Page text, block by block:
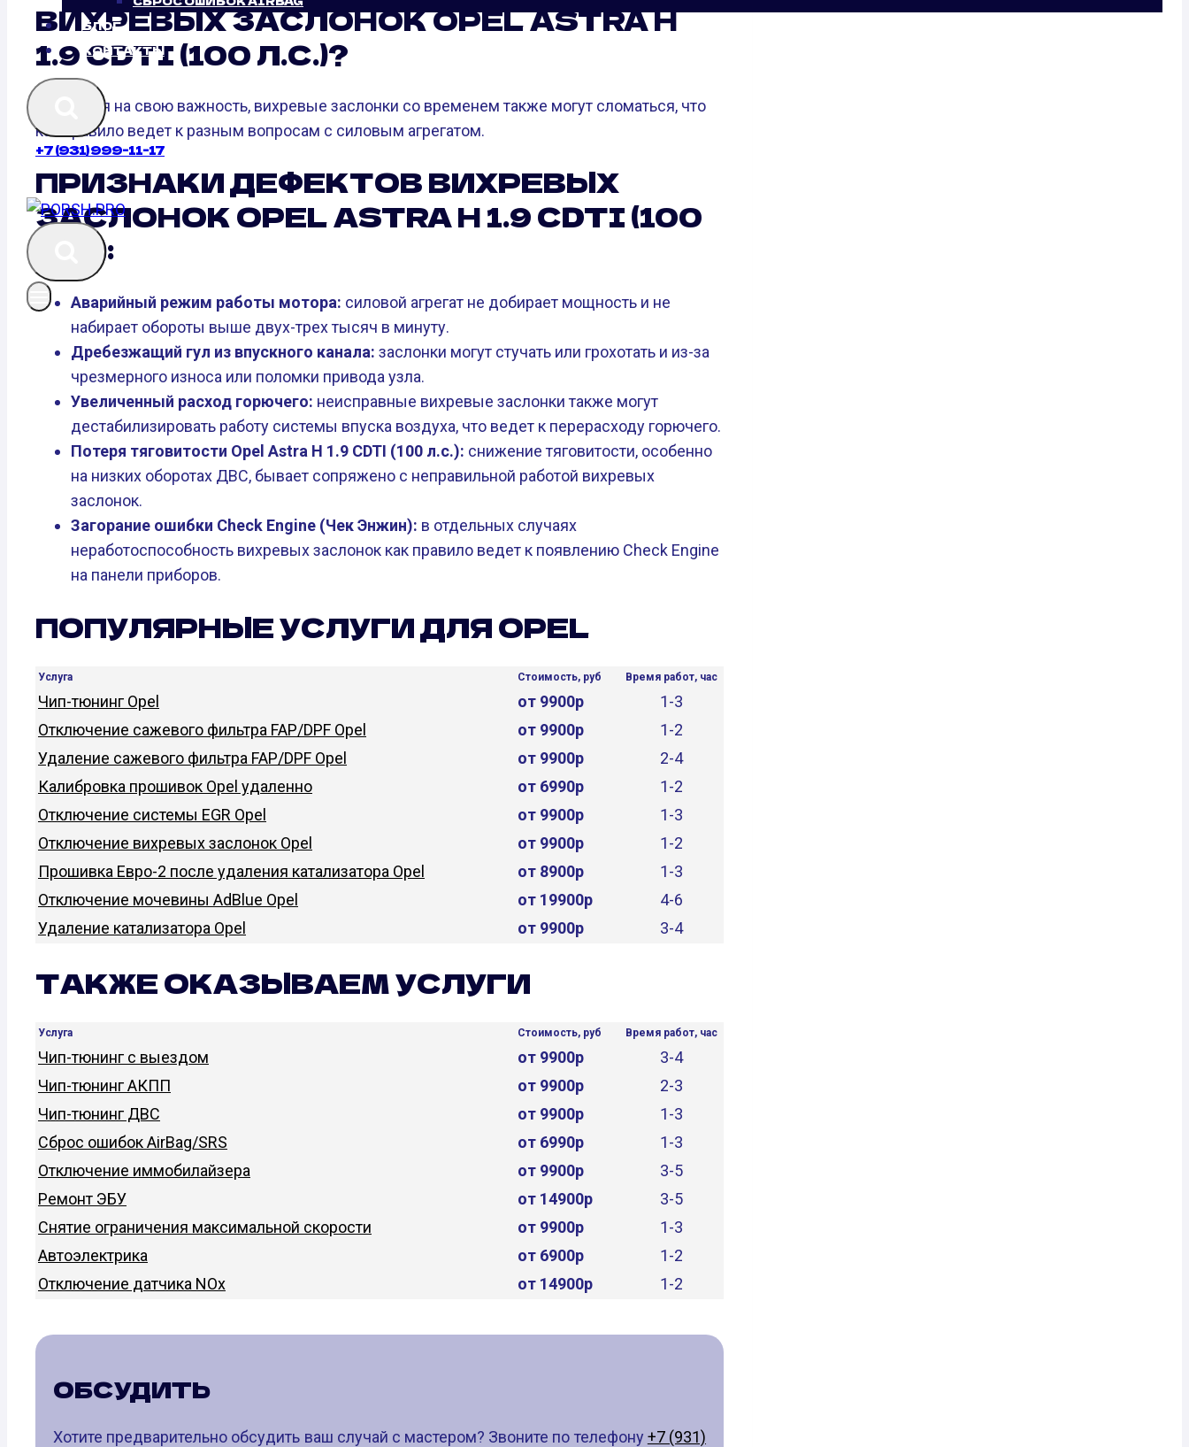
БЛОГ
КОНТАКТЫ
+7 (931) 999-11-17
ВИХРЕВЫХ ЗАСЛОНОК OPEL ASTRA H
1.9 CDTI (100 Л.С.)?
Не взирая на свою важность, вихревые заслонки со временем также могут сломаться, что
как правило ведет к разным вопросам с силовым агрегатом.
ПРИЗНАКИ ДЕФЕКТОВ ВИХРЕВЫХ
ЗАСЛОНОК OPEL ASTRA H 1.9 CDTI (100
Л.С.):
Аварийный режим работы мотора: силовой агрегат не добирает мощность и не
набирает обороты выше двух-трех тысяч в минуту.
Дребезжащий гул из впускного канала: заслонки могут стучать или грохотать и из-за
чрезмерного износа или поломки привода узла.
Увеличенный расход горючего: неисправные вихревые заслонки также могут
дестабилизировать работу системы впуска воздуха, что ведет к перерасходу горючего.
Потеря тяговитости Opel Astra H 1.9 CDTI (100 л.с.): снижение тяговитости, особенно
на низких оборотах ДВС, бывает сопряжено с неправильной работой вихревых
заслонок.
Загорание ошибки Check Engine (Чек Энжин): в отдельных случаях
неработоспособность вихревых заслонок как правило ведет к появлению Check Engine
на панели приборов.
ПОПУЛЯРНЫЕ УСЛУГИ ДЛЯ OPEL
Услуга Стоимость, руб Время работ, час
Чип-тюнинг Opel от 9900р
1-3
Отключение сажевого фильтра FAP/DPF Opel
от 9900р
1-2
Удаление сажевого фильтра FAP/DPF Opel
от 9900р
2-4
Калибровка прошивок Opel удаленно
от 6990р
1-2
Отключение системы EGR Opel
от 9900р
1-3
Отключение вихревых заслонок Opel
от 9900р
1-2
Прошивка Евро-2 после удаления катализатора Opel
от 8900р
1-3
Отключение мочевины AdBlue Opel
от 19900р
4-6
Удаление катализатора Opel
от 9900р 3-4
ТАКЖЕ ОКАЗЫВАЕМ УСЛУГИ
Услуга Стоимость, руб Время работ, час
Чип-тюнинг с выездом от 9900р
3-4
Чип-тюнинг АКПП
от 9900р
2-3
Чип-тюнинг ДВС
от 9900р
1-3
Сброс ошибок AirBag/SRS
от 6990р
1-3
Отключение иммобилайзера
от 9900р
3-5
Ремонт ЭБУ
от 14900р
3-5
Снятие ограничения максимальной скорости
от 9900р
1-3
Автоэлектрика
от 6900р
1-2
Отключение датчика NOx
от 14900р 1-2
ОБСУДИТЬ
Хотите предварительно обсудить ваш случай с мастером? Звоните по телефону +7 (931)